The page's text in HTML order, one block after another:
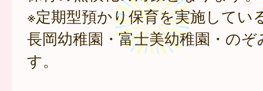
※定期型預かり保育を実施してい
長岡幼稚園・富士美幼稚園・の
す。